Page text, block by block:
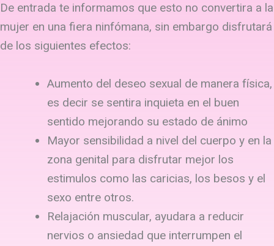
De entrada te informamos que esto no convertira a la
mujer en una fiera ninfómana, sin embargo disfrutará
de los siguientes efectos:
Aumento del deseo sexual de manera física,
es decir se sentira inquieta en el buen
sentido mejorando su estado de ánimo
Mayor sensibilidad a nivel del cuerpo y en la
zona genital para disfrutar mejor los
estimulos como las caricias, los besos y el
sexo entre otros.
Relajación muscular, ayudara a reducir
nervios o ansiedad que interrumpen el